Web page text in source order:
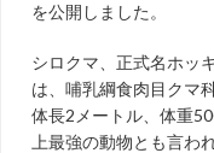
を公開しました。
シロクマ、正式名ホッ
は、哺乳綱食肉目クマ
体長2メートル、体重
上最強の動物とも言わ